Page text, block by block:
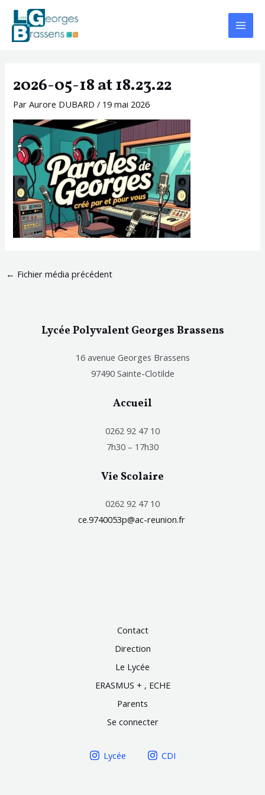
Aller
contenu
Main
Menu
2026-05-18 at 18.23.22
ParAurore DUBARD/ 19 mai 2026
Navigation
des
articles
← Fichier média précédent
Lycée Polyvalent Georges Brassens
16 avenue Georges Brassens
97490 Sainte-Clotilde
Accueil
0262 92 47 10
7h30 – 17h30
Vie Scolaire
0262 92 47 10
ce.9740053p@ac-reunion.fr
Contact
Direction
Le Lycée
ERASMUS + , ECHE
Parents
Se connecter
Lycée CDI